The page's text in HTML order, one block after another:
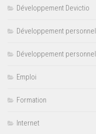
Développement Devictio
Développement personnel
Développement personnel
Emploi
Formation
Internet